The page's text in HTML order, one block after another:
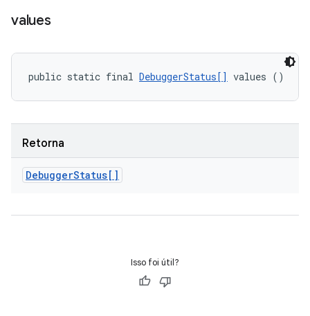
values
public static final DebuggerStatus[] values ()
Retorna
DebuggerStatus[]
Isso foi útil?